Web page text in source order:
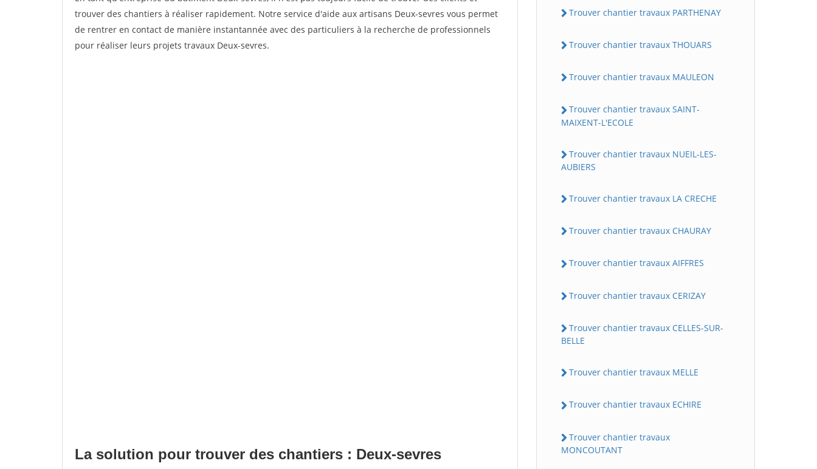
trouver des chantiers à réaliser rapidement. Notre service d'aide aux artisans Deux-sevres vous permet
de rentrer en contact de manière instantannée avec des particuliers à la recherche de professionnels
pour réaliser leurs projets travaux Deux-sevres.
La solution pour trouver des chantiers : Deux-sevres
Trouver chantier travaux PARTHENAY
Trouver chantier travaux THOUARS
Trouver chantier travaux MAULEON
Trouver chantier travaux SAINT-
MAIXENT-L'ECOLE
Trouver chantier travaux NUEIL-LES-
AUBIERS
Trouver chantier travaux LA CRECHE
Trouver chantier travaux CHAURAY
Trouver chantier travaux AIFFRES
Trouver chantier travaux CERIZAY
Trouver chantier travaux CELLES-SUR-
BELLE
Trouver chantier travaux MELLE
Trouver chantier travaux ECHIRE
Trouver chantier travaux
MONCOUTANT